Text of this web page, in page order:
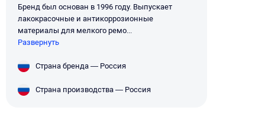
Бренд был основан в 1996 году. Выпускает
лакокрасочные и антикоррозионные
материалы для мелкого ремо...
Развернуть
Страна бренда — Россия
Страна производства — Россия